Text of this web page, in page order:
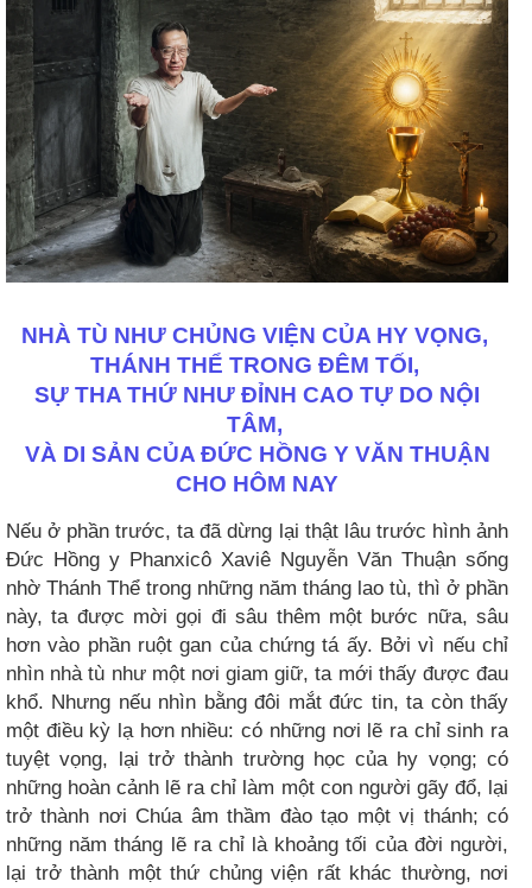
NHÀ TÙ NHƯ CHỦNG VIỆN CỦA HY VỌNG,
THÁNH THỂ TRONG ĐÊM TỐI,
SỰ THA THỨ NHƯ ĐỈNH CAO TỰ DO NỘI
TÂM,
VÀ DI SẢN CỦA ĐỨC HỒNG Y VĂN THUẬN
CHO HÔM NAY
Nếu ở phần trước, ta đã dừng lại thật lâu trước hình ảnh
Đức Hồng y Phanxicô Xaviê Nguyễn Văn Thuận sống
nhờ Thánh Thể trong những năm tháng lao tù, thì ở phần
này, ta được mời gọi đi sâu thêm một bước nữa, sâu
hơn vào phần ruột gan của chứng tá ấy. Bởi vì nếu chỉ
nhìn nhà tù như một nơi giam giữ, ta mới thấy được đau
khổ. Nhưng nếu nhìn bằng đôi mắt đức tin, ta còn thấy
một điều kỳ lạ hơn nhiều: có những nơi lẽ ra chỉ sinh ra
tuyệt vọng, lại trở thành trường học của hy vọng; có
những hoàn cảnh lẽ ra chỉ làm một con người gãy đổ, lại
trở thành nơi Chúa âm thầm đào tạo một vị thánh; có
những năm tháng lẽ ra chỉ là khoảng tối của đời người,
lại trở thành một thứ chủng viện rất khác thường, nơi